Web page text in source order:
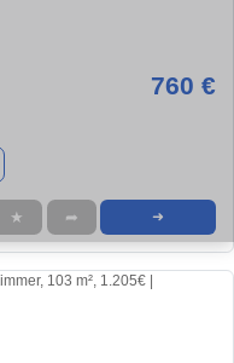
760 €
★ ➦ ➜